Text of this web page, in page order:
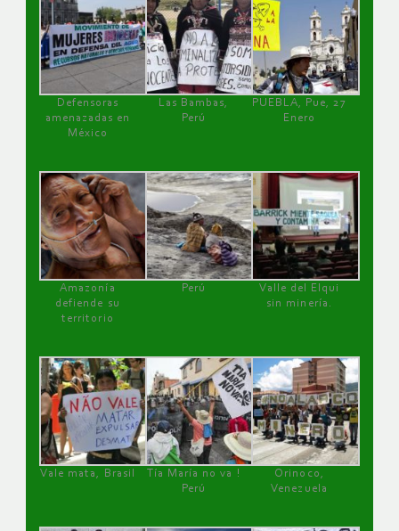
Defensoras
amenazadas en
México
Las Bambas,
Perú
PUEBLA, Pue, 27
Enero
Amazonía
defiende su
territorio
Perú
Valle del Elqui
sin minería.
Vale mata, Brasil
Tía María no va !
Perú
Orinoco,
Venezuela